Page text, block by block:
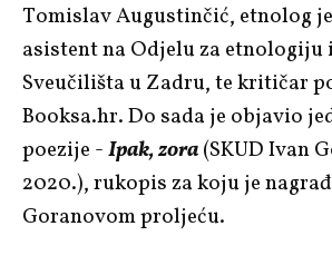
Tomislav Augustinčić, etnolog
asistent na Odjelu za
Sveučilišta u Zadru, te kritičar
Booksa.hr. Do sada je objavio
poezije -Ipak, zora(SKUD Ivan
2020.), rukopis za koju je
Goranovom proljeću.